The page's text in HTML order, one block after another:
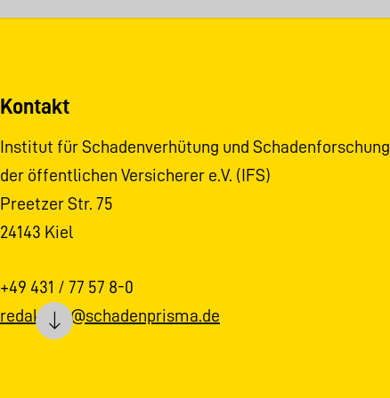
Kontakt
Institut für Schadenverhütung und Schadenforschung
der öffentlichen Versicherer e.V. (IFS)
Preetzer Str. 75
24143 Kiel
+49 431 / 77 57 8-0
redaktion@schadenprisma.de